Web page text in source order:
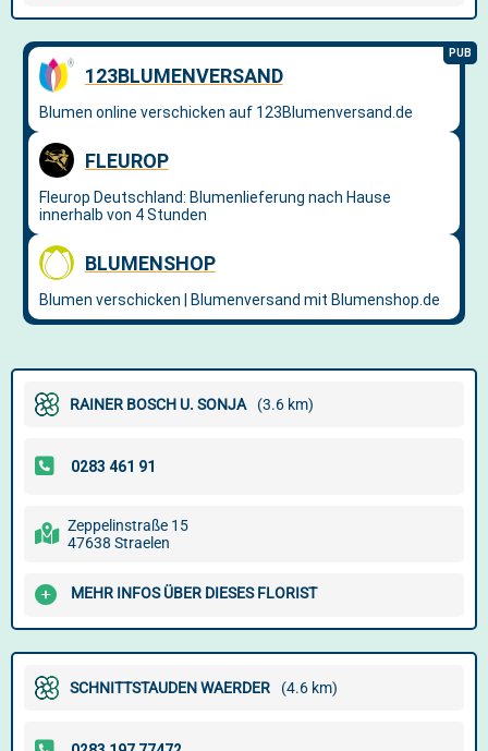
RAINER BOSCH U. SONJA (3.6 km)
Zeppelinstraße 15
47638 Straelen
MEHR INFOS ÜBER DIESES FLORIST
SCHNITTSTAUDEN WAERDER (4.6 km)